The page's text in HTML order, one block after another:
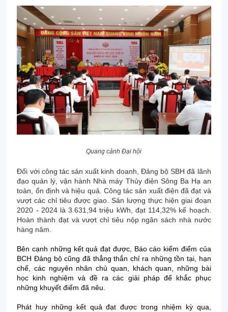
Quang cảnh Đại hội
Đối với công tác sản xuất kinh doanh, Đảng bộ SBH đã lãnh
đạo quản lý, vận hành Nhà máy Thủy điện Sông Ba Hạ an
toàn, ổn định và hiệu quả. Công tác sản xuất điện đã đạt và
vượt các chỉ tiêu được giao. Sản lượng thực hiện giai đoạn
2020 - 2024 là 3.631,94 triệu kWh, đạt 114,32% kế hoạch.
Hoàn thành đạt và vượt chỉ tiêu nộp ngân sách nhà nước
hàng năm.
Bên cạnh những kết quả đạt được, Báo cáo kiểm điểm của
BCH Đảng bộ cũng đã thẳng thắn chỉ ra những tồn tại, hạn
chế, các nguyên nhân chủ quan, khách quan, những bài
học kinh nghiệm và đề ra các giải pháp để khắc phục
những khuyết điểm đã nêu.
Phát huy những kết quả đạt được trong nhiệm kỳ qua,